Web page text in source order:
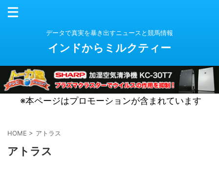
データで真実を暴き出すニュースと競馬情報
インドからミルクティー
※本ページはプロモーションが含まれています
HOME > アトラス
アトラス